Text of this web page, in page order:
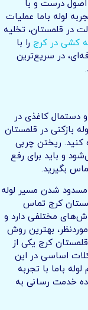
اصول درست و با
لوله باما عملیات
در قلمستان، تخلیه
کشی در کرج را با
در سریع‌ترین
دستمال کاغذی در
بازکنی در قلمستان
کنید. ریختن چربی
و باید برای رفع
بگیرید.
شدن مسیر لوله
کرج تماس
مختلفی دارد و
بهترین روش
کرج یکی از
اساسی در این
باما با تجربه
خدمت رسانی به